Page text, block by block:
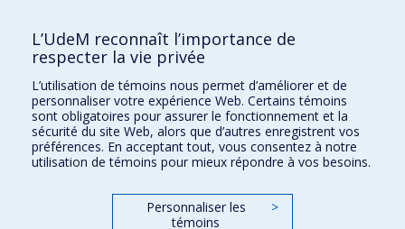
Comment soutenir le Centre?
BESOIN D'AIDE?
Plan du site
Signaler une erreur
Accessibilité
FACULTÉ DES ARTS ET DES SCIENCES
Nos départements et écoles
L’UdeM reconnaît l’importance de
respecter la vie privée
L’utilisation de témoins nous permet d’améliorer et de
personnaliser votre expérience Web. Certains témoins
sont obligatoires pour assurer le fonctionnement et la
sécurité du site Web, alors que d’autres enregistrent vos
préférences. En acceptant tout, vous consentez à notre
utilisation de témoins pour mieux répondre à vos besoins.
Personnaliser les
témoins
>